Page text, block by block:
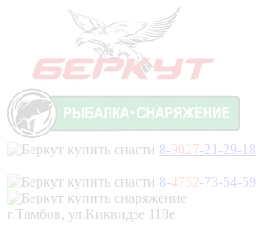
8-9027-21-29-18
8-4752-73-54-59
г.Тамбов, ул.Киквидзе 118е